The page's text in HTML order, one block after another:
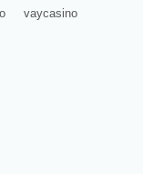
vaycasino